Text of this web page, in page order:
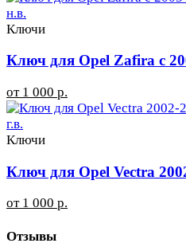
Ключи
Ключ для Opel Zafira с
от 1 000 р.
Ключи
Ключ для Opel Vectra
от 1 000 р.
Отзывы